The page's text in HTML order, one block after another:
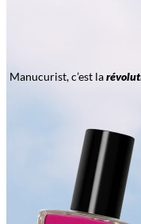
Manucurist, c’est la